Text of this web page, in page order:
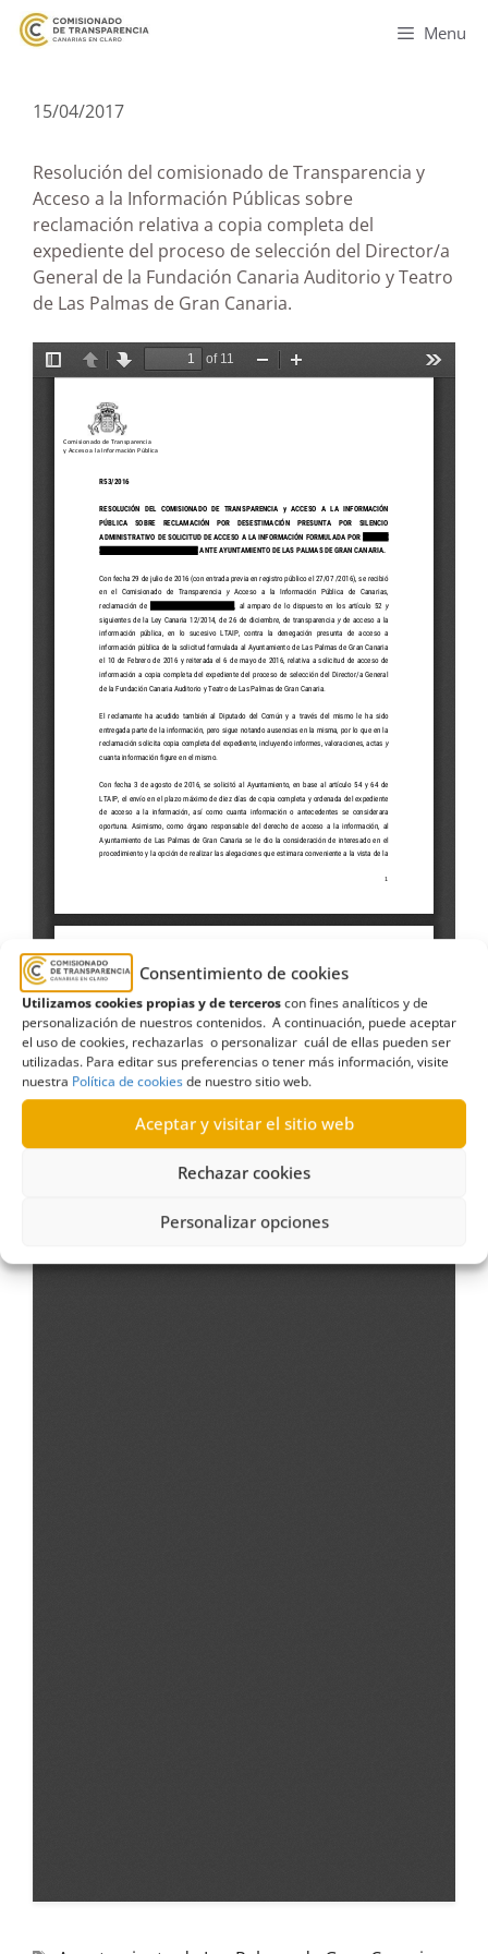
Consentimiento de cookies
Utilizamos cookies propias y de terceroscon fines analíticos y de
personalización de nuestros contenidos. A continuación, puede aceptar
el uso de cookies, rechazarlas o personalizar cuál de ellas pueden ser
utilizadas. Para editar sus preferencias o tener más información, visite
nuestra Política de cookiesde nuestro sitio web.
Aceptar y visitar el sitio web
Rechazar cookies
Personalizar opciones
Menu
15/04/2017
Resolución del comisionado de Transparencia y
Acceso a la Información Públicas sobre
reclamación relativa a copia completa del
expediente del proceso de selección del Director/a
General de la Fundación Canaria Auditorio y Teatro
de Las Palmas de Gran Canaria.